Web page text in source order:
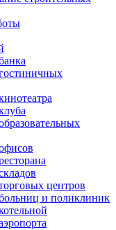
центров
и поликлиник